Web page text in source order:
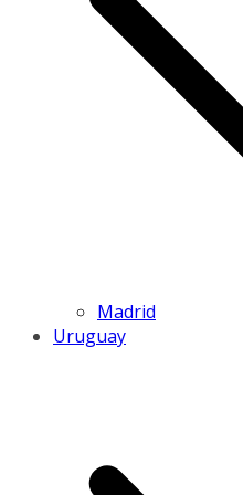
Madrid
Uruguay